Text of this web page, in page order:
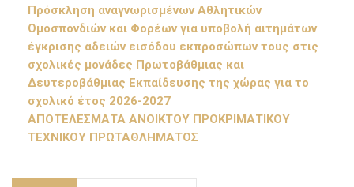
Πρόσκληση αναγνωρισμένων Αθλητικών
Ομοσπονδιών και Φορέων για υποβολή αιτημάτων
έγκρισης αδειών εισόδου εκπροσώπων τους στις
σχολικές μονάδες Πρωτοβάθμιας και
Δευτεροβάθμιας Εκπαίδευσης της χώρας για το
σχολικό έτος 2026-2027
ΑΠΟΤΕΛΕΣΜΑΤΑ ΑΝΟΙΚΤΟΥ ΠΡΟΚΡΙΜΑΤΙΚΟΥ
ΤΕΧΝΙΚΟΥ ΠΡΩΤΑΘΛΗΜΑΤΟΣ